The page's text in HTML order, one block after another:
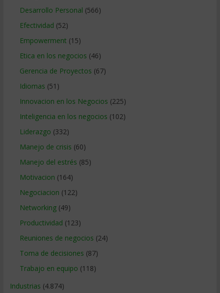
Desarrollo Personal (566)
Efectividad (52)
Empowerment (15)
Etica en los negocios (46)
Gerencia de Proyectos (67)
Idiomas (51)
Innovacion en los Negocios (225)
Inteligencia en los negocios (102)
Liderazgo (332)
Manejo de crisis (60)
Manejo del estrés (85)
Motivacion (164)
Negociacion (122)
Networking(49)
Productividad (123)
Reuniones de negocios (24)
Toma de decisiones (87)
Trabajo en equipo (118)
Industrias (4.874)